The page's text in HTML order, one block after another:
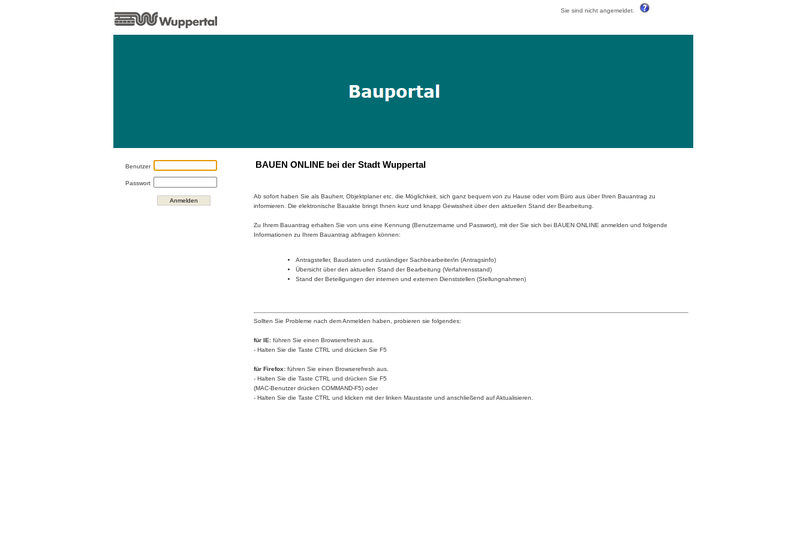
Sie sind nicht angemeldet.
Benutzer
Passwort
Anmelden
BAUEN ONLINE bei der Stadt Wuppertal
Ab sofort haben Sie als Bauherr, Objektplaner etc. die Möglichkeit, sich ganz bequem von zu Hause oder vom Büro aus über Ihren Bauantrag zu
informieren. Die elektronische Bauakte bringt Ihnen kurz und knapp Gewissheit über den aktuellen Stand der Bearbeitung.
Zu Ihrem Bauantrag erhalten Sie von uns eine Kennung (Benutzername und Passwort), mit der Sie sich bei BAUEN ONLINE anmelden und folgende
Informationen zu Ihrem Bauantrag abfragen können:
Antragsteller, Baudaten und zuständiger Sachbearbeiter/in (Antragsinfo)
Übersicht über den aktuellen Stand der Bearbeitung (Verfahrensstand)
Stand der Beteiligungen der internen und externen Dienststellen (Stellungnahmen)
Sollten Sie Probleme nach dem Anmelden haben, probieren sie folgendes:
für IE:führen Sie einen Browserefresh aus.
- Halten Sie die Taste CTRL und drücken Sie F5
für Firefox:führen Sie einen Browserefresh aus.
- Halten Sie die Taste CTRL und drücken Sie F5
(MAC-Benutzer drücken COMMAND-F5) oder
- Halten Sie die Taste CTRL und klicken mit derlinken Maustaste und anschließend aufAktualisieren